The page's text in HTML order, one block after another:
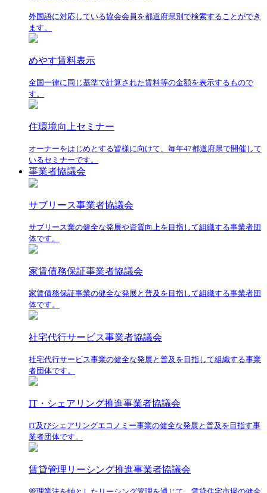
外国語に対応している協会会員を都道府県別で検索することができ
ます。
めやす賃料表示
全国一律に同じ基準で計算された賃料等の金額を表示するもので
す。
住環境向上セミナー
オーナーをはじめとする皆様に向けて、毎年47都道府県で開催して
いるセミナーです。
事業者協議会
サブリース事業者協議会
サブリース業の健全な発展や資質向上を目指して組織する事業者団
体です。
家賃債務保証事業者協議会
家賃債務保証事業の健全な発展と普及を目指して組織する事業者団
体です。
社宅代行サービス事業者協議会
社宅代行サービス事業の健全な発展と普及を目指して組織する事業
者団体です。
IT・シェアリング推進事業者協議会
IT及びシェアリングエコノミー事業の健全な発展と普及を目指す事
業者団体です。
賃貸管理リーシング推進事業者協議会